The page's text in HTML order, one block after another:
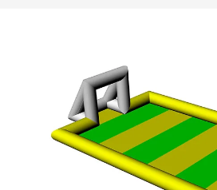
PRODUKTE